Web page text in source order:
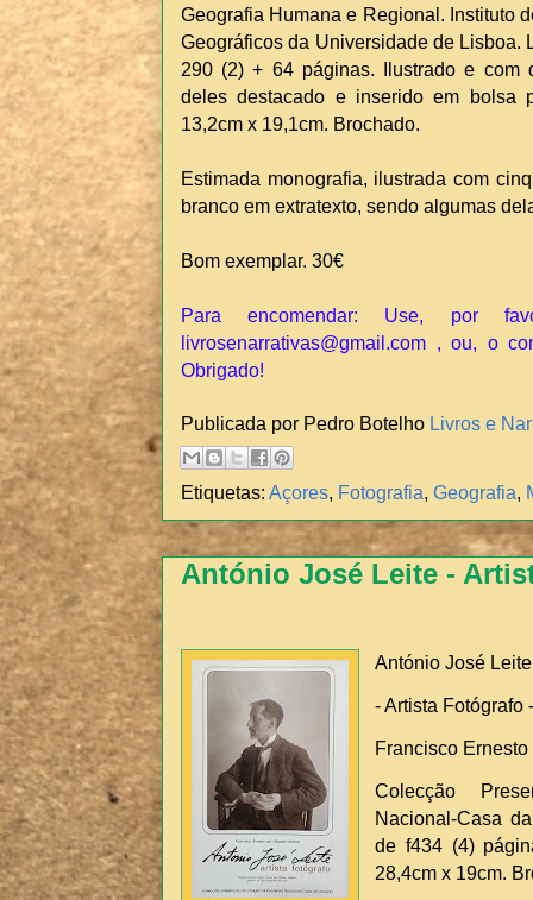
Geografia Humana e Regional. Instituto
Geográficos da Universidade de Lisboa.
290 (2) + 64 páginas. Ilustrado e com
deles destacado e inserido em bolsa
13,2cm x 19,1cm. Brochado.
Estimada monografia, ilustrada com
branco em extratexto, sendo algumas
Bom exemplar. 30€
Para encomendar: Use, por
livrosenarrativas@gmail.com , ou, o
Obrigado!
Publicada por Pedro Botelho Livros e
Etiquetas: Açores, Fotografia, Geografia,
António José Leite -
António José Leite
- Artista Fotógrafo -
Francisco
Colecção
Nacional-Casa
de f434 (4)
28,4cm x 19cm.